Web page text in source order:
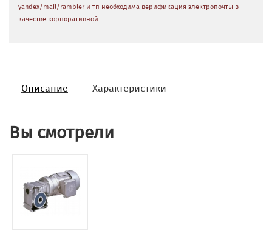
yandex/mail/rambler и тп необходима верификация электропочты в
качестве корпоративной.
Описание Характеристики
Вы смотрели